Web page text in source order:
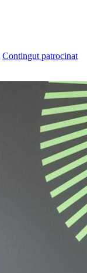
Contingut patrocinat